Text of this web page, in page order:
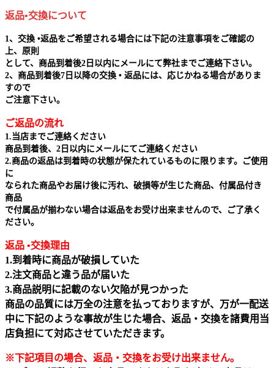
返品•交換について
1、交換 •返品をご希望される場合には下記の注意事項をご確認の
上、原則
として、商品到着後2日以内にメールにて弊社までご連絡下さい。
2、商品到着後7日以降の交換 • 返品には、応じかねる場合がありま
すので
ご注意下さい。
ご返品の流れ
1.当店までご連絡ください
商品到着後、2日以内にメールにてご連絡ください
2.商品の返品は到着時の状態が保たれているものに限ります。ご使用
に
なられた商品やお届け後に汚れ、破損等が生じた商品、付属品付き
商品
で付属品が揃わない場合は返品をお受け出来ませんので、ご了承く
ださい。
返品 •交換理由
1.到着時に商品が破損していた
2.注文商品と違う品が届いた
3.商品説明に記載のない欠陥が見つかった
商品の品質には万全の注意を払っておりますが、万が一配送
中に下記のような事故が生じた場合、返品・交換を諸費用当
店負担にて対応させていただきます。
※下記項目の場合、返品・交換をお受け出来ません｡